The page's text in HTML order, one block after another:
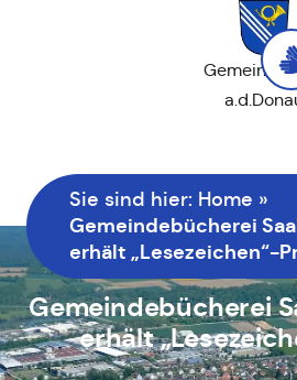
Gemeinde
Sie sind hier: Home »
Gemeindebücherei
erhält „Lesezeichen“-
Gemeindebücherei
erhält